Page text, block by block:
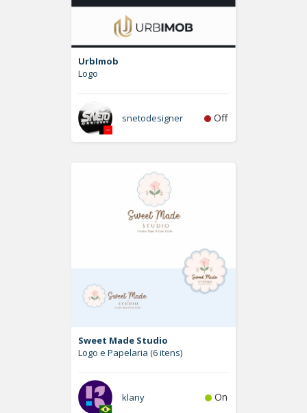
UrbImob
Logo
snetodesigner Off
Sweet Made Studio
Logo e Papelaria (6 itens)
klany On